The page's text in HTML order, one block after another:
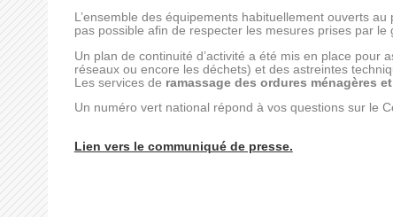
L’ensemble des équipements habituellement ouverts
pas possible afin de respecter les mesures prises par le
Un plan de continuité d’activité a été mis en place pour
réseaux ou encore les déchets) et des astreintes
Les services de ramassage des ordures ménagères
Un numéro vert national répond à vos questions sur le
Lien vers le communiqué de presse.